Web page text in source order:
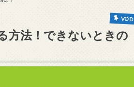
VOD
方法！できないときの